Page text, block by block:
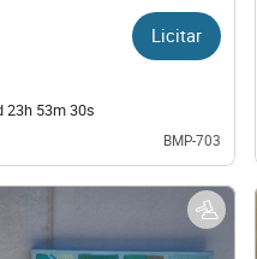
Licitar
23h 53m 29s
BMP-703